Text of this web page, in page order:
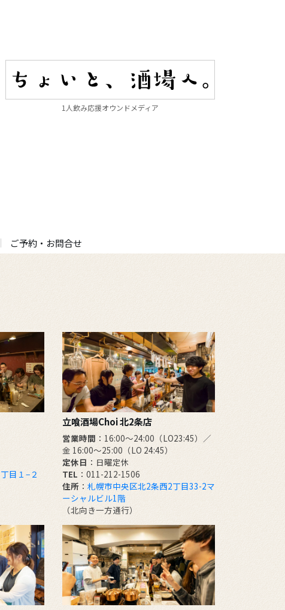
1人飲み応援オウンドメディア
ご予約・お問合せ
目１−２
立喰酒場Choi 北2条店
営業時間 ：16:00～24:00（LO23:45）／
金 16:00～25:00（LO 24:45）
定休日 ：日曜定休
TEL ：011-212-1506
住所 ： 札幌市中央区北2条西2丁目33-2マ
ーシャルビル1階
（北向き一方通行）